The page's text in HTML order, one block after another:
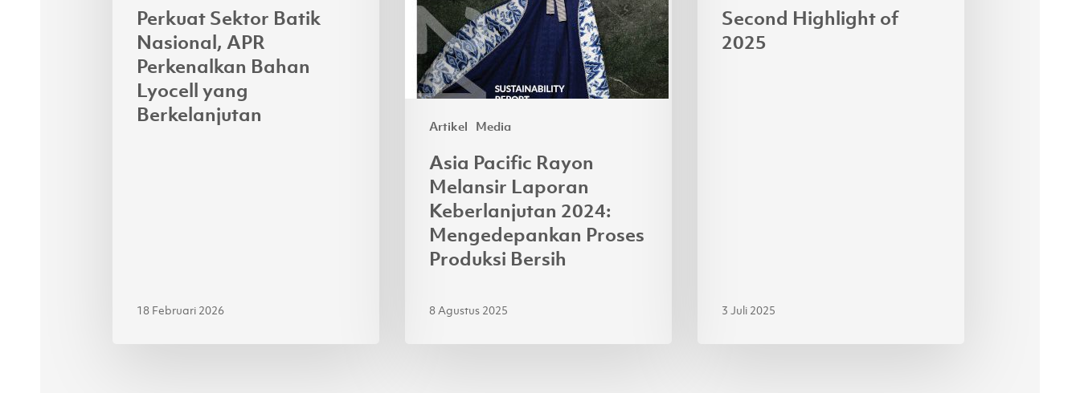
Perkuat Sektor Batik
Nasional, APR
Perkenalkan Bahan
Lyocell yang
Berkelanjutan
18 Februari 2026
Artikel Media
Bersih
Asia Pacific Rayon
Melansir Laporan
Keberlanjutan 2024:
Mengedepankan Proses
Produksi Bersih
8 Agustus 2025
Second Highlight of
2025
3 Juli 2025